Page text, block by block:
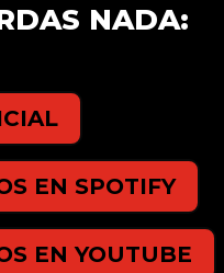
NADA:
EN SPOTIFY
EN YOUTUBE